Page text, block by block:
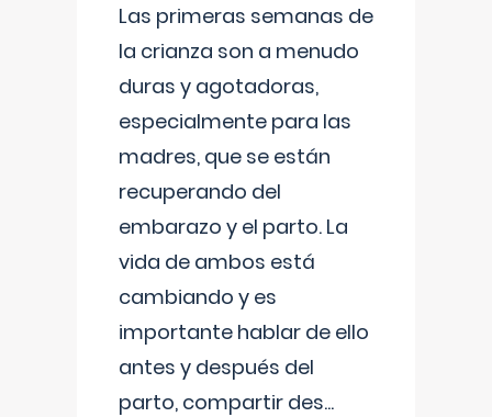
Las primeras semanas de
la crianza son a menudo
duras y agotadoras,
especialmente para las
madres, que se están
recuperando del
embarazo y el parto. La
vida de ambos está
cambiando y es
importante hablar de ello
antes y después del
parto, compartir des...